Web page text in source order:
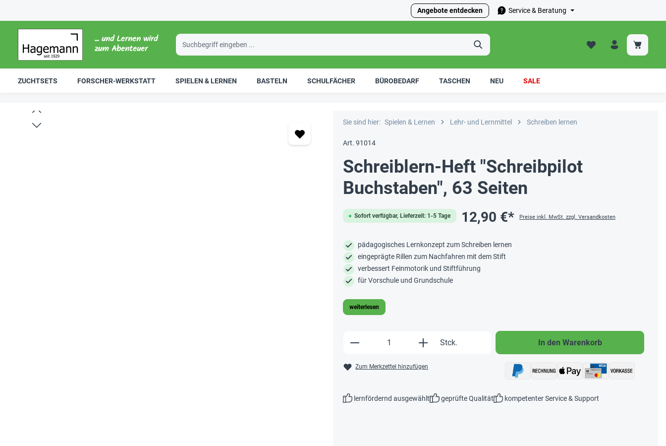
Angebote entdecken Service & Beratung
... und Lernen wird
zum Abenteuer
ZUCHTSETS FORSCHER-WERKSTATT SPIELEN & LERNEN BASTELN SCHULFÄCHER BÜROBEDARF TASCHEN NEU SALE
Sie sind hier: Spielen & Lernen Lehr- und Lernmittel Schreiben lernen
Art. 91014
Schreiblern-Heft "Schreibpilot
Buchstaben", 63 Seiten
Sofort verfügbar, Lieferzeit: 1-5 Tage 12,90 €* Preise inkl. MwSt. zzgl. Versandkosten
pädagogisches Lernkonzept zum Schreiben lernen
eingeprägte Rillen zum Nachfahren mit dem Stift
verbessert Feinmotorik und Stiftführung
für Vorschule und Grundschule
weiterlesen
Produkt Anzahl: Gib den gewünschten Wert ein oder
Stck.
Zum Merkzettel hinzufügen
In den Warenkorb
lernfördernd ausgewählt geprüfte Qualität kompetenter Service & Support